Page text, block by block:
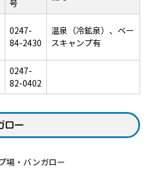
号
0247-
84-2430
温泉（冷鉱泉）、ベー
スキャンプ有
0247-
82-0402
ロー
場・バンガロー